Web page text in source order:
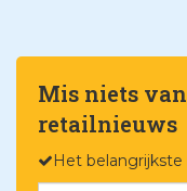
Mis niets
retailnieuws
Het belangrijkste